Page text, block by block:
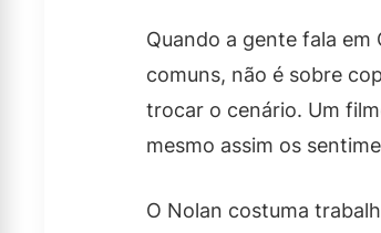
Quando a gente fala
comuns, não é sobre
trocar o cenário. Um
mesmo assim os
O Nolan costuma